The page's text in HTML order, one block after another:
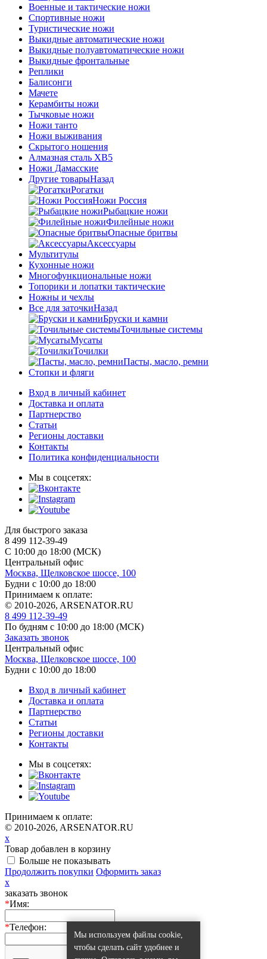
Мы используем файлы cookie,
чтобы сделать сайт удобнее и
Военные и тактические ножи
Спортивные ножи
Туристические ножи
Выкидные автоматические ножи
Выкидные полуавтоматические ножи
Выкидные фронтальные
Реплики
Балисонги
Мачете
Керамбиты ножи
Тычковые ножи
Ножи танто
Ножи выживания
Скрытого ношения
Алмазная сталь ХВ5
Ножи Дамасские
Другие товарыНазад
Рогатки
Ножи Россия
Рыбацкие ножи
Филейные ножи
Опасные бритвы
Аксессуары
Мультитулы
Кухонные ножи
Многофункциональные ножи
Топорики и лопатки тактические
Ножны и чехлы
Все для заточкиНазад
Бруски и камни
Точильные системы
Мусаты
Точилки
Пасты, масло, ремни
Стопки и фляги
Вход в личный кабинет
Доставка и оплата
Партнерство
Статьи
Регионы доставки
Контакты
Политика конфиденциальности
Мы в соцсетях:
Для быстрого заказа
8 499 112-39-49
С 10:00 до 18:00 (МСК)
Центральный офис
Москва, Щелковское шоссе, 100
Будни с 10:00 до 18:00
Принимаем к оплате:
© 2010-2026, ARSENATOR.RU
8 499 112-39-49
По будням с 10:00 до 18:00 (МСК)
Заказать звонок
Центральный офис
Москва, Щелковское шоссе, 100
Будни с 10:00 до 18:00
Вход в личный кабинет
Доставка и оплата
Партнерство
Статьи
Регионы доставки
Контакты
Мы в соцсетях:
Принимаем к оплате:
© 2010-2026, ARSENATOR.RU
x
Товар добавлен в корзину
Больше не показывать
Продолжить покупки Оформить заказ
x
заказать звонок
*Имя:
*Телефон: